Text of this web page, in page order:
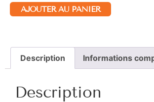
AJOUTER AU PANIER
Description Informations
Description